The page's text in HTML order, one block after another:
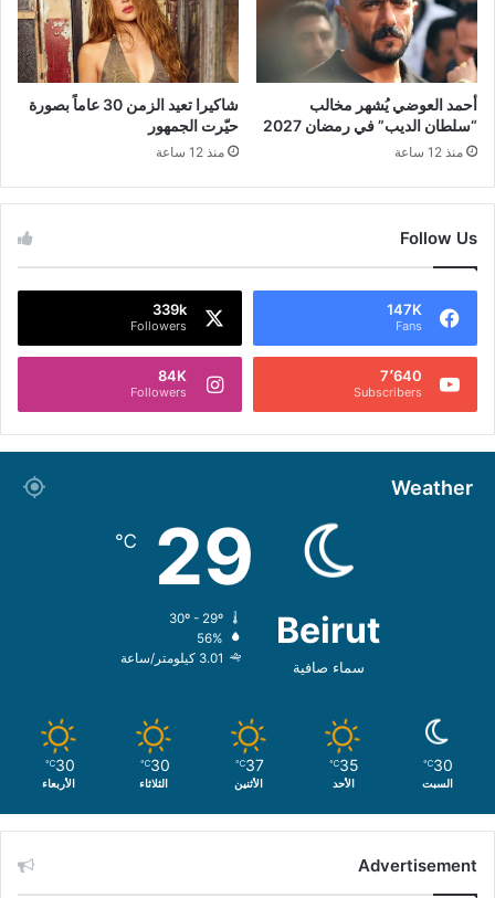
أحمد العوضي يُشهر مخالب
“سلطان الديب” في رمضان 2027
منذ 12 ساعة
شاكيرا تعيد الزمن 30 عاماً بصورة
حيّرت الجمهور
منذ 12 ساعة
Follow Us
147K
Fans
339k
Followers
7٬640
Subscribers
84K
Followers
Weather
Beirut
سماء صافية
29
℃
56%
3.01 كيلومتر/ساعة
30
℃
السبت
35
℃
الأحد
37
℃
الأثنين
30
℃
الثلاثاء
30
℃
الأربعاء
Advertisement